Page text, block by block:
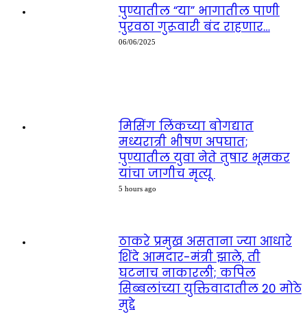
पुण्यातील “या” भागातील पाणी
पुरवठा गुरूवारी बंद राहणार…
06/06/2025
मिसिंग लिंकच्या बोगद्यात
मध्यरात्री भीषण अपघात;
पुण्यातील युवा नेते तुषार भूमकर
यांचा जागीच मृत्यू
5 hours ago
ठाकरे प्रमुख असताना ज्या आधारे
शिंदे आमदार-मंत्री झाले, ती
घटनाच नाकारली; कपिल
सिब्बलांच्या युक्तिवादातील 20 मोठे
मुद्दे